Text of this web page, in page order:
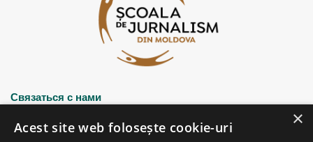
Связаться с нами
Strada Șciusev, 53
×
Acest site web folosește cookie-uri